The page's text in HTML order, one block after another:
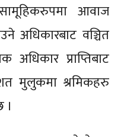
आवाज
अधिकारबाट वञ्चित
अधिकार प्राप्तिबाट
मुलुकमा श्रमिकहरु